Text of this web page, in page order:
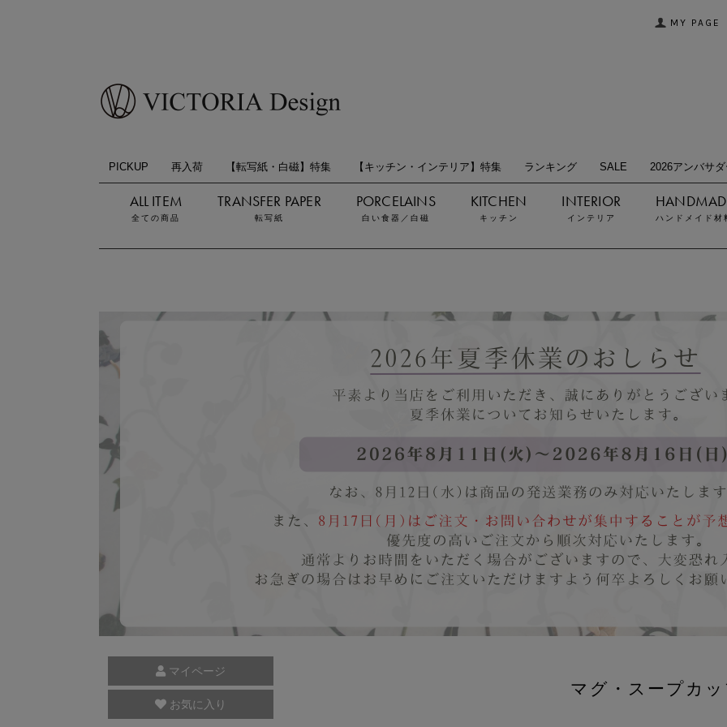
MY PAGE
PICKUP 再入荷 【転写紙・白磁】特集 【キッチン・インテリア】特集 ランキング SALE 2026アンバサ
全ての商品 転写紙 白い食器／白磁 キッチン インテリア ハンドメイド材
マグ・スープカ
マイページ
お気に入り